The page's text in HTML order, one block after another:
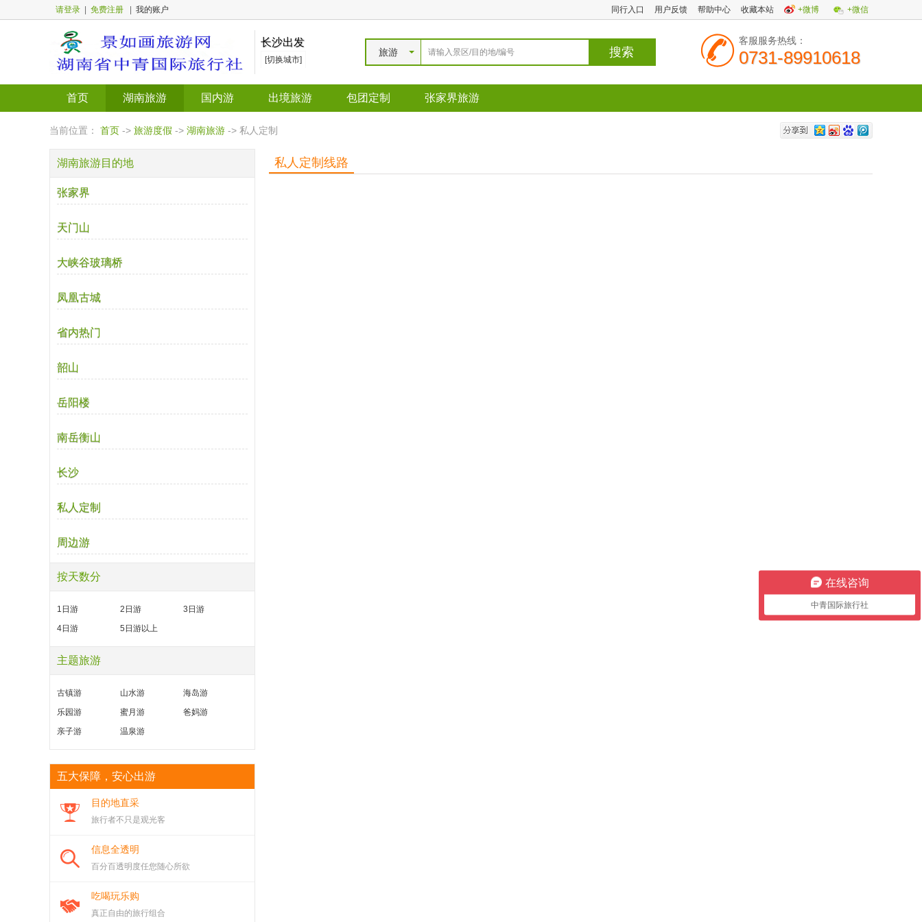
请登录 免费注册 我的账户 同行入口 用户反馈 帮助中心 收藏本站 +微博 +微信
长沙出发
[切换城市]
旅游
客服服务热线：
0731-89910618
首页 湖南旅游 国内游 出境旅游 包团定制 张家界旅游
当前位置： 首页 -> 旅游度假 -> 湖南旅游 -> 私人定制
湖南旅游目的地
张家界
天门山
大峡谷玻璃桥
凤凰古城
省内热门
韶山
岳阳楼
南岳衡山
长沙
私人定制
周边游
按天数分
1日游 2日游
3日游
4日游
5日游以上
主题旅游
古镇游 山水游
海岛游
乐园游
蜜月游
爸妈游
亲子游
温泉游
五大保障，安心出游
目的地直采
旅行者不只是观光客
信息全透明
百分百透明度任您随心所欲
吃喝玩乐购
真正自由的旅行组合
私人定制线路
在线咨询
中青国际旅行社